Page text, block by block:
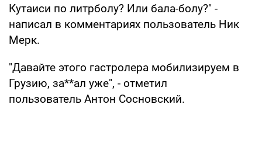
Кутаиси по литрболу? Или бала-болу?" -
написал в комментариях пользователь Ник
Мерк.
"Давайте этого гастролера мобилизируем в
Грузию, за**ал уже", - отметил
пользователь Антон Сосновский.